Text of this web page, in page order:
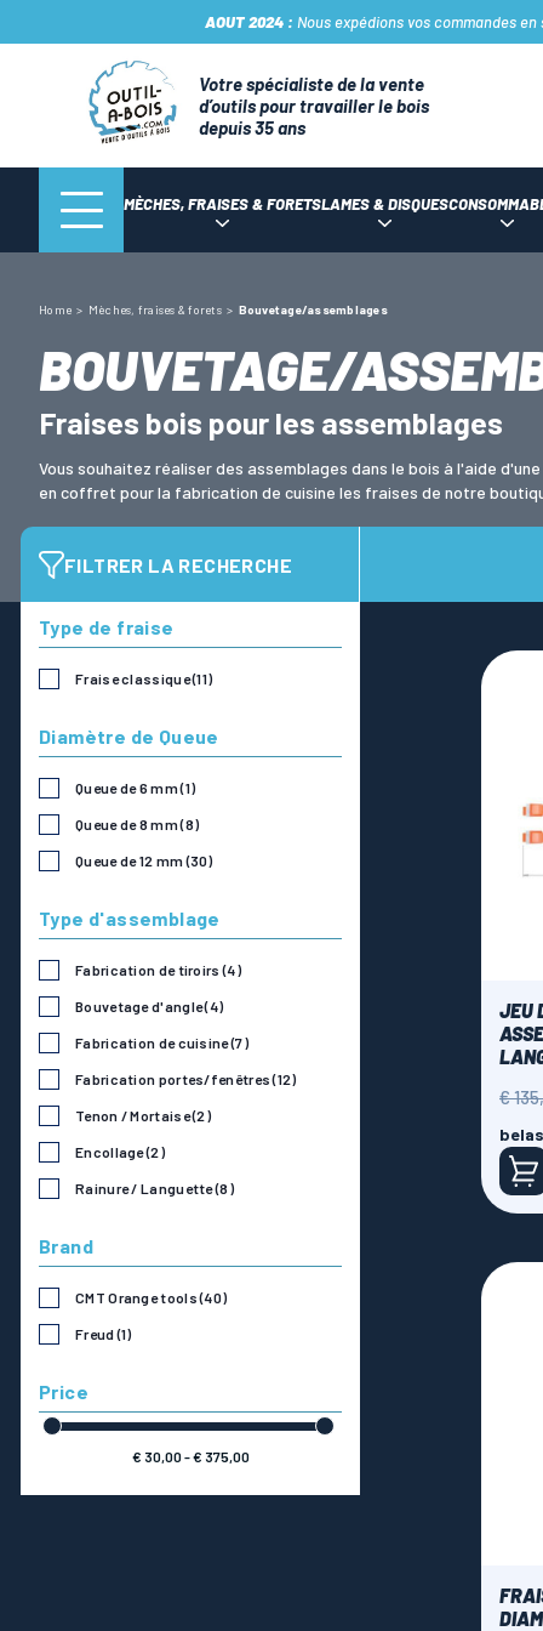
AOUT 2024 : Nous expédions vos commandes
Votre spécialiste de la vente
d’outils pour travailler le bois
depuis 35 ans
MÈCHES, FRAISES & FORETSLAMES & DISQUES
Home Mèches, fraises & forets Bouvetage/assemblages
BOUVETAGE/
Fraises bois pour les assemblages
Vous souhaitez réaliser des assemblages dans le bois à l'aide
en coffret pour la fabrication de cuisine les fraises de notre
FILTRER LA RECHERCHE
Type de fraise
Fraise classique(11)
Diamètre de Queue
Queue de 6 mm(1)
Queue de 8 mm(8)
Queue de 12 mm(30)
Type d'assemblage
Fabrication de tiroirs(4)
Bouvetage d'angle(4)
Fabrication de cuisine(7)
Fabrication portes/fenêtres(12)
Tenon / Mortaise(2)
Encollage(2)
Rainure / Languette(8)
Brand
CMT Orange tools(40)
Freud(1)
Price
€ 30,00 - € 375,00
JEU
€